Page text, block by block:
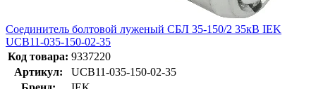
Соединитель болтовой луженый СБЛ 35-150/2 35кВ IEK
UCB11-035-150-02-35
Код товара: 9337220
Артикул:
UCB11-035-150-02-35